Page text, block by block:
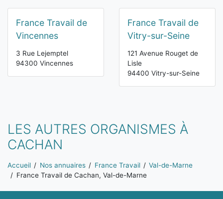
France Travail de
Vincennes
3 Rue Lejemptel
94300 Vincennes
France Travail de
Vitry-sur-Seine
121 Avenue Rouget de
Lisle
94400 Vitry-sur-Seine
LES AUTRES ORGANISMES À
CACHAN
Vous êtes ici:
Accueil Nos annuaires France Travail
Val-de-Marne
France Travail de Cachan, Val-de-Marne